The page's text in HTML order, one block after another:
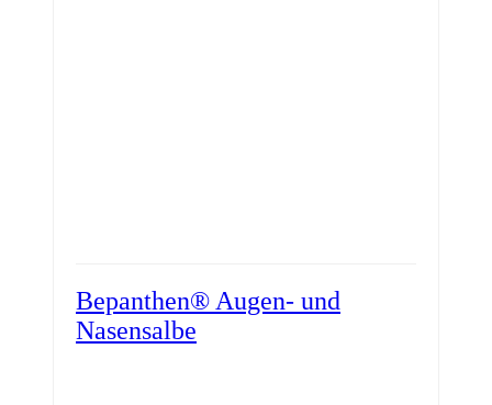
Bepanthen® Augen- und
Nasensalbe